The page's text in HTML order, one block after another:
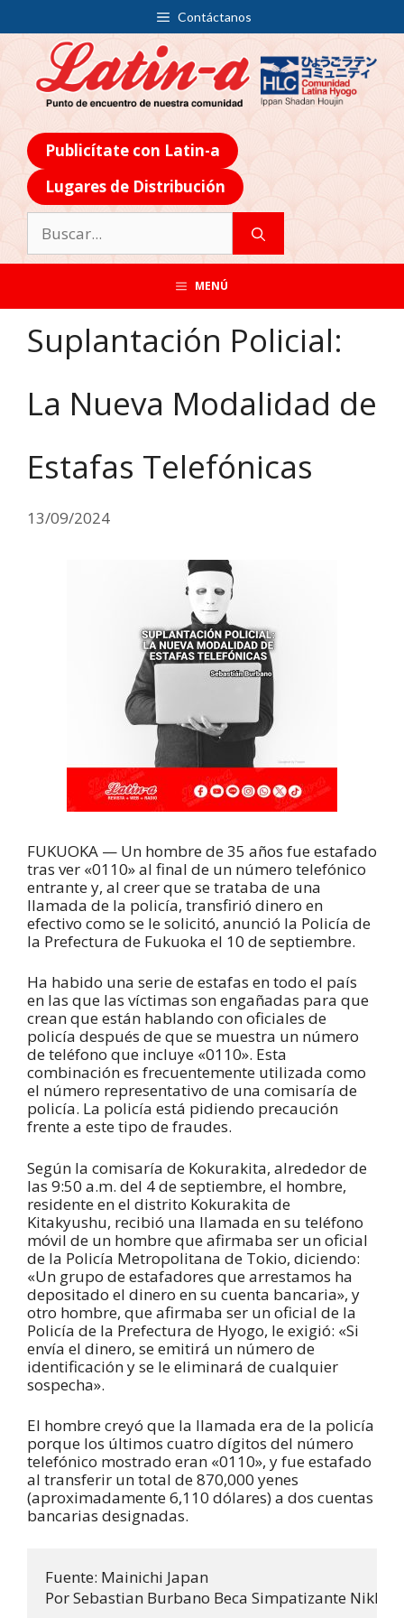
Contáctanos
Publicítate con Latin-a
Lugares de Distribución
MENÚ
Suplantación Policial:
La Nueva Modalidad de
Estafas Telefónicas
13/09/2024
FUKUOKA — Un hombre de 35 años fue estafado
tras ver «0110» al final de un número telefónico
entrante y, al creer que se trataba de una
llamada de la policía, transfirió dinero en
efectivo como se le solicitó, anunció la Policía de
la Prefectura de Fukuoka el 10 de septiembre.
Ha habido una serie de estafas en todo el país
en las que las víctimas son engañadas para que
crean que están hablando con oficiales de
policía después de que se muestra un número
de teléfono que incluye «0110». Esta
combinación es frecuentemente utilizada como
el número representativo de una comisaría de
policía. La policía está pidiendo precaución
frente a este tipo de fraudes.
Según la comisaría de Kokurakita, alrededor de
las 9:50 a.m. del 4 de septiembre, el hombre,
residente en el distrito Kokurakita de
Kitakyushu, recibió una llamada en su teléfono
móvil de un hombre que afirmaba ser un oficial
de la Policía Metropolitana de Tokio, diciendo:
«Un grupo de estafadores que arrestamos ha
depositado el dinero en su cuenta bancaria», y
otro hombre, que afirmaba ser un oficial de la
Policía de la Prefectura de Hyogo, le exigió: «Si
envía el dinero, se emitirá un número de
identificación y se le eliminará de cualquier
sospecha».
El hombre creyó que la llamada era de la policía
porque los últimos cuatro dígitos del número
telefónico mostrado eran «0110», y fue estafado
al transferir un total de 870,000 yenes
(aproximadamente 6,110 dólares) a dos cuentas
bancarias designadas.
Fuente: Mainichi Japan
Por Sebastian Burbano Beca Simpatizante Nikkei -